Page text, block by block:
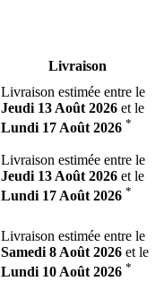
Livraison
Livraison estimée entre le
Jeudi 13 Août 2026 et le
Lundi 17 Août 2026 *
Livraison estimée entre le
Jeudi 13 Août 2026 et le
Lundi 17 Août 2026 *
Livraison estimée entre le
Samedi 8 Août 2026 et le
Lundi 10 Août 2026 *